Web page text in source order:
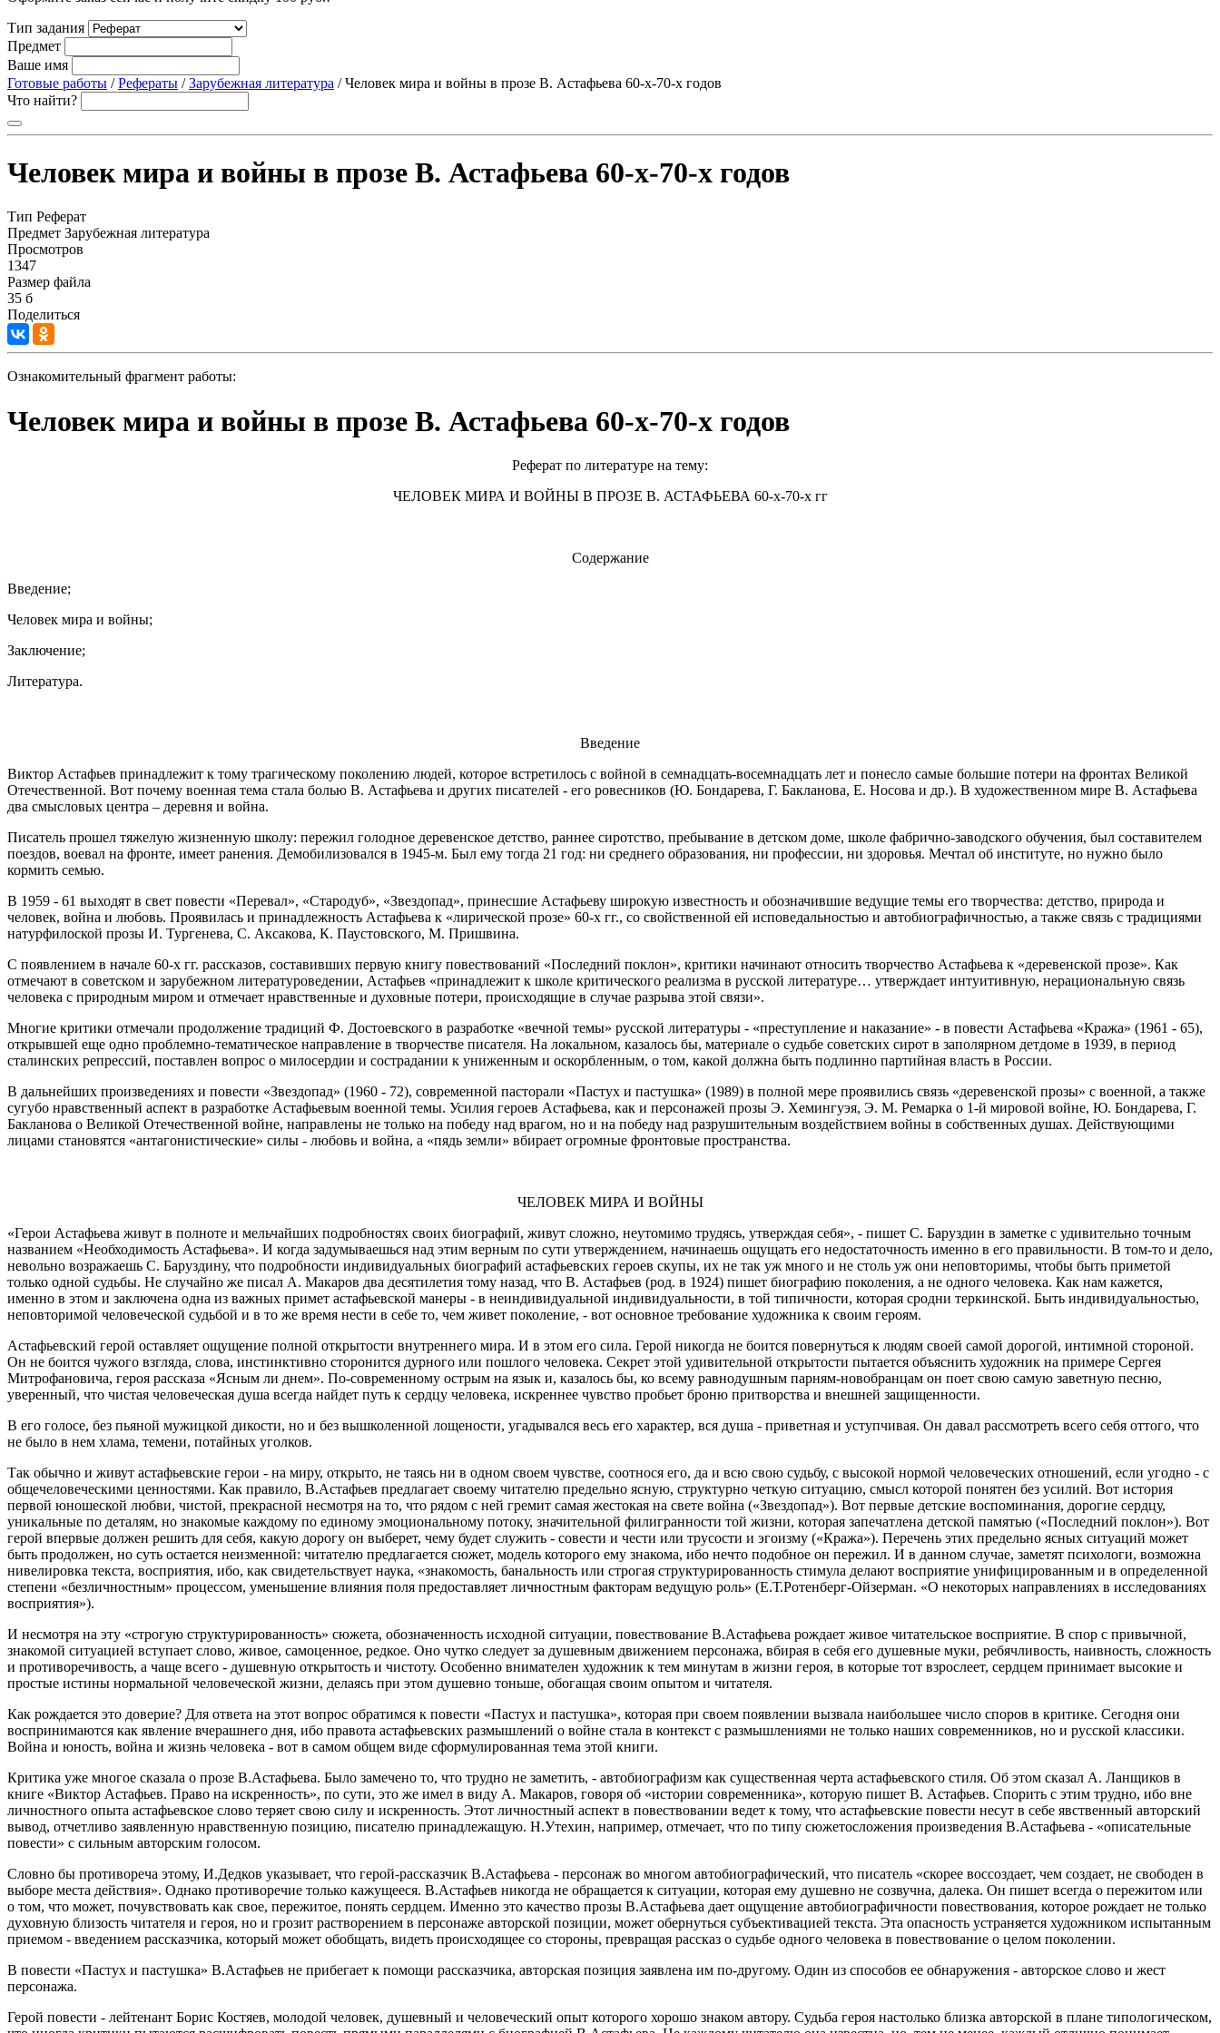
Тип задания
Предмет
Ваше имя
Готовые работы /Рефераты /Зарубежная литература / Человек мира и войны в прозе В. Астафьева 60-х-70-х годов
Что найти?
Человек мира и войны в прозе В. Астафьева 60-х-70-х годов
Тип Реферат
Предмет Зарубежная литература
Просмотров
1347
Размер файла
35 б
Поделиться
Ознакомительный фрагмент работы:
Человек мира и войны в прозе В. Астафьева 60-х-70-х годов
Реферат по литературе на тему:
ЧЕЛОВЕК МИРА И ВОЙНЫ В ПРОЗЕ В. АСТАФЬЕВА 60-х-70-х гг
Содержание
Введение;
Человек мира и войны;
Заключение;
Литература.
Введение
Виктор Астафьев принадлежит к тому трагическому поколению людей, которое встретилось с войной в семнадцать-восемнадцать лет и понесло самые большие потери на фронтах Великой
Отечественной. Вот почему военная тема стала болью В. Астафьева и других писателей - его ровесников (Ю. Бондарева, Г. Бакланова, Е. Носова и др.). В художественном мире В. Астафьева
два смысловых центра – деревня и война.
Писатель прошел тяжелую жизненную школу: пережил голодное деревенское детство, раннее сиротство, пребывание в детском доме, школе фабрично-заводского обучения, был составителем
поездов, воевал на фронте, имеет ранения. Демобилизовался в 1945-м. Был ему тогда 21 год: ни среднего образования, ни профессии, ни здоровья. Мечтал об институте, но нужно было
кормить семью.
В 1959 - 61 выходят в свет повести «Перевал», «Стародуб», «Звездопад», принесшие Астафьеву широкую известность и обозначившие ведущие темы его творчества: детство, природа и
человек, война и любовь. Проявилась и принадлежность Астафьева к «лирической прозе» 60-х гг., со свойственной ей исповедальностью и автобиографичностью, а также связь с традициями
натурфилоской прозы И. Тургенева, С. Аксакова, К. Паустовского, М. Пришвина.
С появлением в начале 60-х гг. рассказов, составивших первую книгу повествований «Последний поклон», критики начинают относить творчество Астафьева к «деревенской прозе». Как
отмечают в советском и зарубежном литературоведении, Астафьев «принадлежит к школе критического реализма в русской литературе… утверждает интуитивную, нерациональную связь
человека с природным миром и отмечает нравственные и духовные потери, происходящие в случае разрыва этой связи».
Многие критики отмечали продолжение традиций Ф. Достоевского в разработке «вечной темы» русской литературы - «преступление и наказание» - в повести Астафьева «Кража» (1961 - 65),
открывшей еще одно проблемно-тематическое направление в творчестве писателя. На локальном, казалось бы, материале о судьбе советских сирот в заполярном детдоме в 1939, в период
сталинских репрессий, поставлен вопрос о милосердии и сострадании к униженным и оскорбленным, о том, какой должна быть подлинно партийная власть в России.
В дальнейших произведениях и повести «Звездопад» (1960 - 72), современной пасторали «Пастух и пастушка» (1989) в полной мере проявились связь «деревенской прозы» с военной, а также
сугубо нравственный аспект в разработке Астафьевым военной темы. Усилия героев Астафьева, как и персонажей прозы Э. Хемингуэя, Э. М. Ремарка о 1-й мировой войне, Ю. Бондарева, Г.
Бакланова о Великой Отечественной войне, направлены не только на победу над врагом, но и на победу над разрушительным воздействием войны в собственных душах. Действующими
лицами становятся «антагонистические» силы - любовь и война, а «пядь земли» вбирает огромные фронтовые пространства.
ЧЕЛОВЕК МИРА И ВОЙНЫ
«Герои Астафьева живут в полноте и мельчайших подробностях своих биографий, живут сложно, неутомимо трудясь, утверждая себя», - пишет С. Баруздин в заметке с удивительно точным
названием «Необходимость Астафьева». И когда задумываешься над этим верным по сути утверждением, начинаешь ощущать его недостаточность именно в его правильности. В том-то и дело,
невольно возражаешь С. Баруздину, что подробности индивидуальных биографий астафьевских героев скупы, их не так уж много и не столь уж они неповторимы, чтобы быть приметой
только одной судьбы. Не случайно же писал А. Макаров два десятилетия тому назад, что В. Астафьев (род. в 1924) пишет биографию поколения, а не одного человека. Как нам кажется,
именно в этом и заключена одна из важных примет астафьевской манеры - в неиндивидуальной индивидуальности, в той типичности, которая сродни теркинской. Быть индивидуальностью,
неповторимой человеческой судьбой и в то же время нести в себе то, чем живет поколение, - вот основное требование художника к своим героям.
Астафьевский герой оставляет ощущение полной открытости внутреннего мира. И в этом его сила. Герой никогда не боится повернуться к людям своей самой дорогой, интимной стороной.
Он не боится чужого взгляда, слова, инстинктивно сторонится дурного или пошлого человека. Секрет этой удивительной открытости пытается объяснить художник на примере Сергея
Митрофановича, героя рассказа «Ясным ли днем». По-современному острым на язык и, казалось бы, ко всему равнодушным парням-новобранцам он поет свою самую заветную песню,
уверенный, что чистая человеческая душа всегда найдет путь к сердцу человека, искреннее чувство пробьет броню притворства и внешней защищенности.
В его голосе, без пьяной мужицкой дикости, но и без вышколенной лощености, угадывался весь его характер, вся душа - приветная и уступчивая. Он давал рассмотреть всего себя оттого, что
не было в нем хлама, темени, потайных уголков.
Так обычно и живут астафьевские герои - на миру, открыто, не таясь ни в одном своем чувстве, соотнося его, да и всю свою судьбу, с высокой нормой человеческих отношений, если угодно - с
общечеловеческими ценностями. Как правило, В.Астафьев предлагает своему читателю предельно ясную, структурно четкую ситуацию, смысл которой понятен без усилий. Вот история
первой юношеской любви, чистой, прекрасной несмотря на то, что рядом с ней гремит самая жестокая на свете война («Звездопад»). Вот первые детские воспоминания, дорогие сердцу,
уникальные по деталям, но знакомые каждому по единому эмоциональному потоку, значительной филигранности той жизни, которая запечатлена детской памятью («Последний поклон»). Вот
герой впервые должен решить для себя, какую дорогу он выберет, чему будет служить - совести и чести или трусости и эгоизму («Кража»). Перечень этих предельно ясных ситуаций может
быть продолжен, но суть остается неизменной: читателю предлагается сюжет, модель которого ему знакома, ибо нечто подобное он пережил. И в данном случае, заметят психологи, возможна
нивелировка текста, восприятия, ибо, как свидетельствует наука, «знакомость, банальность или строгая структурированность стимула делают восприятие унифицированным и в определенной
степени «безличностным» процессом, уменьшение влияния поля предоставляет личностным факторам ведущую роль» (Е.Т.Ротенберг-Ойзерман. «О некоторых направлениях в исследованиях
восприятия»).
И несмотря на эту «строгую структурированность» сюжета, обозначенность исходной ситуации, повествование В.Астафьева рождает живое читательское восприятие. В спор с привычной,
знакомой ситуацией вступает слово, живое, самоценное, редкое. Оно чутко следует за душевным движением персонажа, вбирая в себя его душевные муки, ребячливость, наивность, сложность
и противоречивость, а чаще всего - душевную открытость и чистоту. Особенно внимателен художник к тем минутам в жизни героя, в которые тот взрослеет, сердцем принимает высокие и
простые истины нормальной человеческой жизни, делаясь при этом душевно тоньше, обогащая своим опытом и читателя.
Как рождается это доверие? Для ответа на этот вопрос обратимся к повести «Пастух и пастушка», которая при своем появлении вызвала наибольшее число споров в критике. Сегодня они
воспринимаются как явление вчерашнего дня, ибо правота астафьевских размышлений о войне стала в контекст с размышлениями не только наших современников, но и русской классики.
Война и юность, война и жизнь человека - вот в самом общем виде сформулированная тема этой книги.
Критика уже многое сказала о прозе В.Астафьева. Было замечено то, что трудно не заметить, - автобиографизм как существенная черта астафьевского стиля. Об этом сказал А. Ланщиков в
книге «Виктор Астафьев. Право на искренность», по сути, это же имел в виду А. Макаров, говоря об «истории современника», которую пишет В. Астафьев. Спорить с этим трудно, ибо вне
личностного опыта астафьевское слово теряет свою силу и искренность. Этот личностный аспект в повествовании ведет к тому, что астафьевские повести несут в себе явственный авторский
вывод, отчетливо заявленную нравственную позицию, писателю принадлежащую. Н.Утехин, например, отмечает, что по типу сюжетосложения произведения В.Астафьева - «описательные
повести» с сильным авторским голосом.
Словно бы противореча этому, И.Дедков указывает, что герой-рассказчик В.Астафьева - персонаж во многом автобиографический, что писатель «скорее воссоздает, чем создает, не свободен в
выборе места действия». Однако противоречие только кажущееся. В.Астафьев никогда не обращается к ситуации, которая ему душевно не созвучна, далека. Он пишет всегда о пережитом или
о том, что может, почувствовать как свое, пережитое, понять сердцем. Именно это качество прозы В.Астафьева дает ощущение автобиографичности повествования, которое рождает не только
духовную близость читателя и героя, но и грозит растворением в персонаже авторской позиции, может обернуться субъективацией текста. Эта опасность устраняется художником испытанным
приемом - введением рассказчика, который может обобщать, видеть происходящее со стороны, превращая рассказ о судьбе одного человека в повествование о целом поколении.
В повести «Пастух и пастушка» В.Астафьев не прибегает к помощи рассказчика, авторская позиция заявлена им по-другому. Один из способов ее обнаружения - авторское слово и жест
персонажа.
Герой повести - лейтенант Борис Костяев, молодой человек, душевный и человеческий опыт которого хорошо знаком автору. Судьба героя настолько близка авторской в плане типологическом,